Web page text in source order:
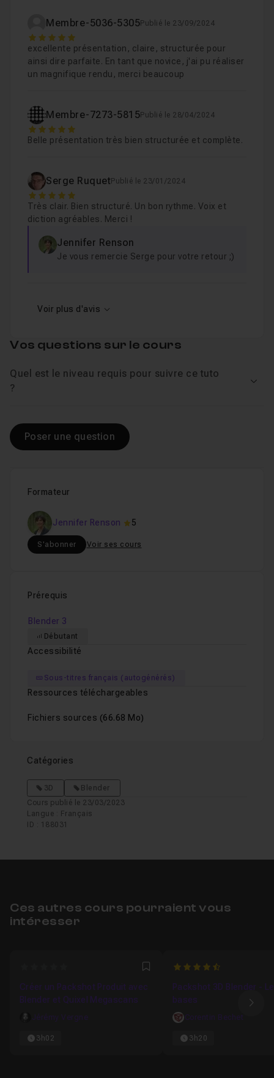
Rendu final et postproduction sur photoshop
Membre-5036-5305Publié le 23/09/2024
5
excellente présentation, claire, structurée pour
ainsi dire parfaite. En tant que novice, j'ai pu réaliser
un magnifique rendu, merci beaucoup
Membre-7273-5815Publié le 28/04/2024
5
Belle présentation très bien structurée et complète.
Serge Ruquet Publié le 23/01/2024
5
Très clair. Bien structuré. Un bon rythme. Voix et
diction agréables. Merci !
Jennifer Renson
Je vous remercie Serge pour votre retour ;)
Voir plus d'avis
Formateur
Jennifer Renson 5
S'abonner Voir ses cours
Prérequis
Blender 3
Débutant
Accessibilité
Sous-titres français (autogénérés)
Ressources téléchargeables
Fichiers sources (66.68 Mo)
Catégories
3D
Blender
Cours publié le 23/03/2023
Langue : Français
ID : 188031
Vos questions sur le cours
Quel est le niveau requis pour suivre ce tuto
?
Poser une question
Ces autres cours pourraient vous
intéresser
Favori
Créer un Packshot Produit avec
Blender et Quixel Megascans
Jérémy Vergne
3h02
4.625
Packshot 3D Blender -
bases
Corentin Bechet
3h20